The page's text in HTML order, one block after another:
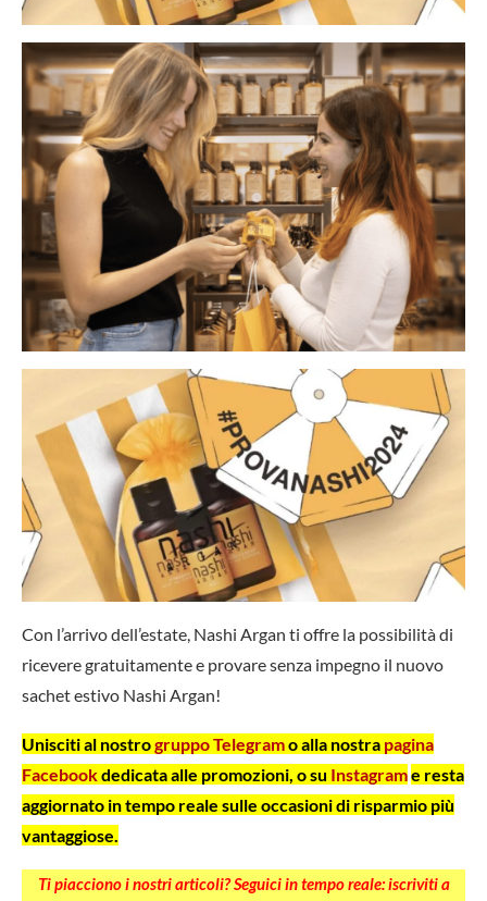
Con l’arrivo dell’estate, Nashi Argan ti offre la possibilità di
ricevere gratuitamente e provare senza impegno il nuovo
sachet estivo Nashi Argan!
Unisciti al nostrogruppo Telegramo alla nostra pagina
Facebookdedicata alle promozioni, o su Instagrame resta
aggiornato in tempo reale sulle occasioni di risparmio più
vantaggiose.
Ti piacciono i nostri articoli? Seguici in tempo reale: iscriviti a